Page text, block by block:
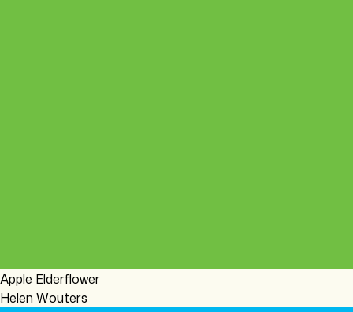
Apple Elderflower
Helen Wouters